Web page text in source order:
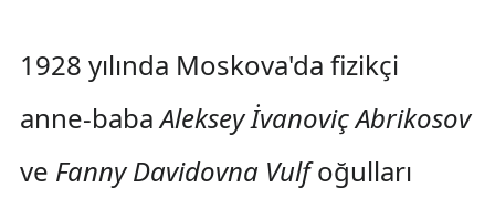
1928 yılında Moskova'da fizikçi
anne-babaAleksey İvanoviç Abrikosov
ve Fanny Davidovna Vulfoğulları